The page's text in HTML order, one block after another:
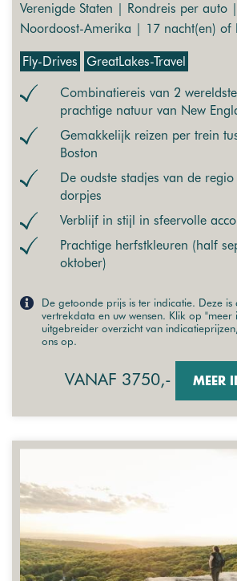
Verenigde Staten | Rondreis per auto
Noordoost-Amerika | 17 nacht(en) of
Fly-Drives GreatLakes-Travel
Combinatiereis van 2
prachtige natuur van New
Gemakkelijk reizen per trein
Boston
De oudste stadjes van de
dorpjes
Verblijf in stijl in sfeervolle
Prachtige herfstkleuren (half
oktober)
De getoonde prijs is ter indicatie. Deze
vertrekdata en uw wensen. Klik op "meer
uitgebreider overzicht van
ons op.
VANAF 3750,- MEER